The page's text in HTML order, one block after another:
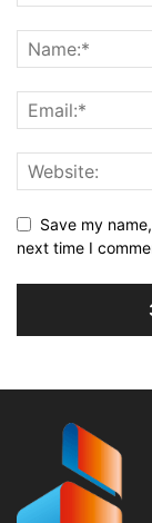
Save my
next time I